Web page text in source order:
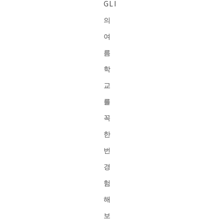
GLI
의
여
름
학
교
를
꼭
한
번
경
험
해
보